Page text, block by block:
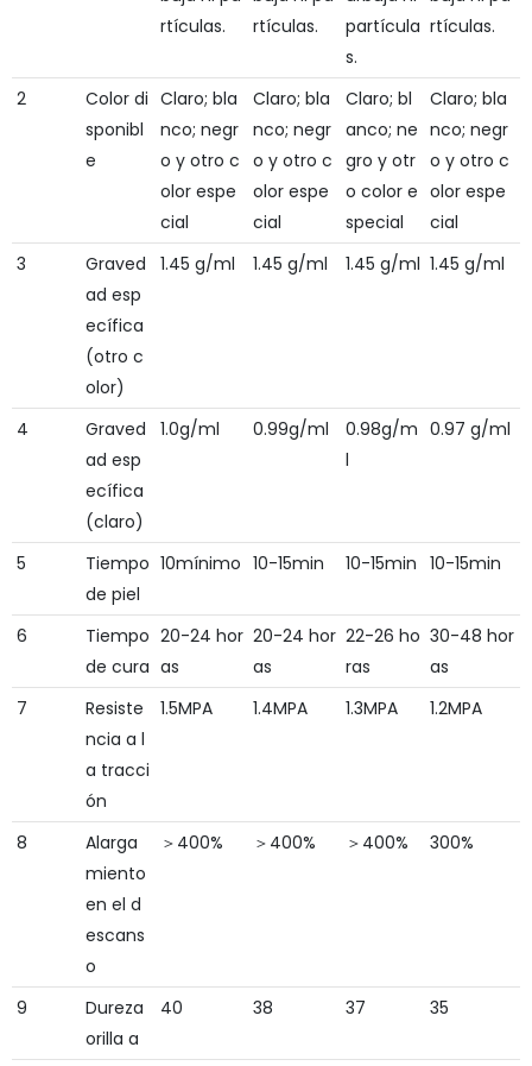
rtículas.
rtículas.
partícula
s.
rtículas.
2
Color di
sponibl
e
Claro; bla
nco; negr
o y otro c
olor espe
cial
Claro; bla
nco; negr
o y otro c
olor espe
cial
Claro; bl
anco; ne
gro y otr
o color e
special
Claro; bla
nco; negr
o y otro c
olor espe
cial
3
Graved
ad esp
ecífica
(otro c
olor)
1.45 g/ml 1.45 g/ml 1.45 g/ml 1.45 g/ml
4
Graved
ad esp
ecífica
(claro)
1.0g/ml 0.99g/ml
0.98g/m
l
0.97 g/ml
5
Tiempo
de piel
10mínimo 10-15min 10-15min 10-15min
6
Tiempo
de cura
20-24 hor
as
20-24 hor
as
22-26 ho
ras
30-48 hor
as
7
Resiste
ncia a l
a tracci
ón
1.5MPA 1.4MPA 1.3MPA 1.2MPA
8
Alarga
miento
en el d
escans
o
＞400% ＞400% ＞400% 300%
9
Dureza
orilla a
40 38 37 35